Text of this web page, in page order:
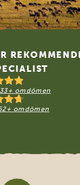
omdömen
omdömen